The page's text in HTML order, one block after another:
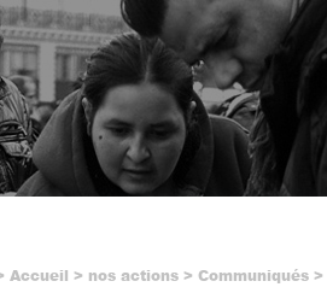
Accueil nos actions Communiqués